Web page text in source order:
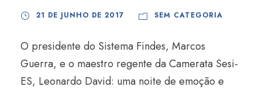
21 DE JUNHO DE 2017 SEM CATEGORIA
O presidente do Sistema Findes, Marcos
Guerra, e o maestro regente da Camerata Sesi-
ES, Leonardo David: uma noite de emoção e